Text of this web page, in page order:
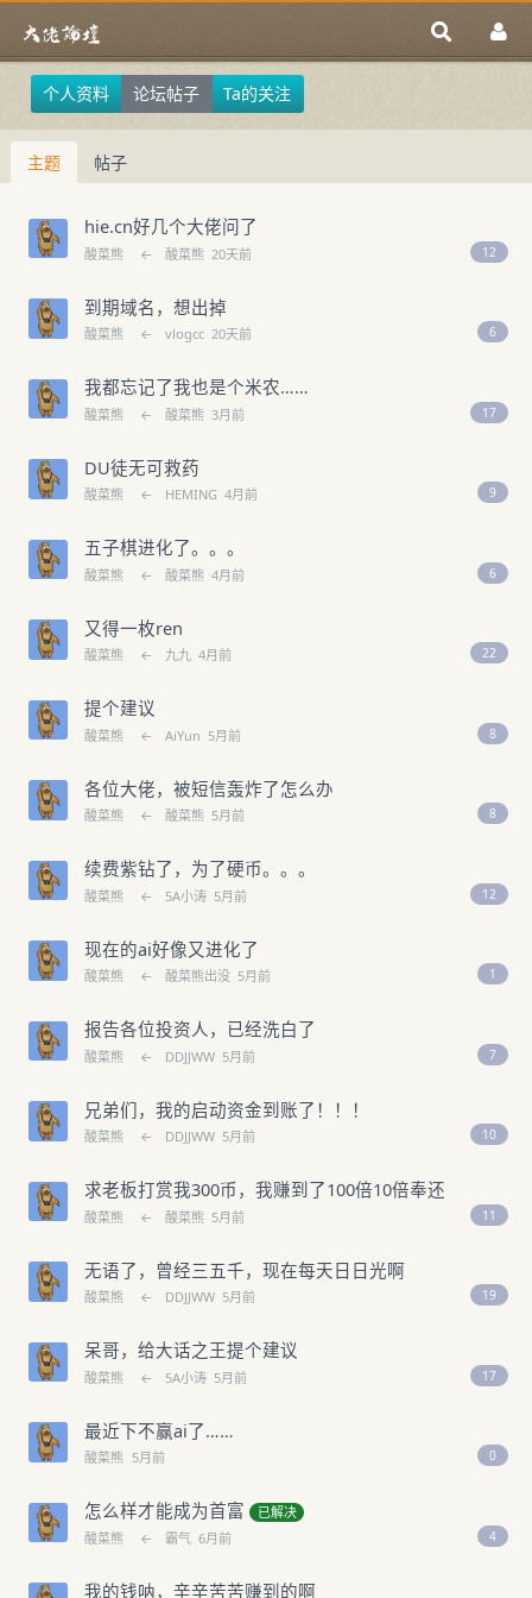
个人资料 论坛帖子 Ta的关注
主题 帖子
hie.cn好几个大佬问了
酸菜熊 ← 酸菜熊 20天前 12
到期域名，想出掉
酸菜熊 ← vlogcc 20天前 6
我都忘记了我也是个米农……
酸菜熊 ← 酸菜熊 3月前 17
DU徒无可救药
酸菜熊 ← HEMING 4月前 9
五子棋进化了。。。
酸菜熊 ← 酸菜熊 4月前 6
又得一枚ren
酸菜熊 ← 九九 4月前 22
提个建议
酸菜熊 ← AiYun 5月前 8
各位大佬，被短信轰炸了怎么办
酸菜熊 ← 酸菜熊 5月前 8
续费紫钻了，为了硬币。。。
酸菜熊 ← 5A小涛 5月前 12
现在的ai好像又进化了
酸菜熊 ← 酸菜熊出没 5月前 1
报告各位投资人，已经洗白了
酸菜熊 ← DDJJWW 5月前 7
兄弟们，我的启动资金到账了！！！
酸菜熊 ← DDJJWW 5月前 10
求老板打赏我300币，我赚到了100倍10倍奉还
酸菜熊 ← 酸菜熊 5月前 11
无语了，曾经三五千，现在每天日日光啊
酸菜熊 ← DDJJWW 5月前 19
呆哥，给大话之王提个建议
酸菜熊 ← 5A小涛 5月前 17
最近下不赢ai了……
酸菜熊 5月前 0
怎么样才能成为首富
已解决
酸菜熊
← 霸气 6月前 4
我的钱呐，辛辛苦苦赚到的啊